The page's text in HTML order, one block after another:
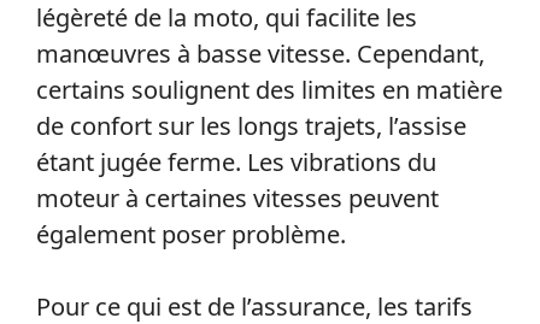
légèreté de la moto, qui facilite les
manœuvres à basse vitesse. Cependant,
certains soulignent des limites en matière
de confort sur les longs trajets, l’assise
étant jugée ferme. Les vibrations du
moteur à certaines vitesses peuvent
également poser problème.
Pour ce qui est de l’assurance, les tarifs